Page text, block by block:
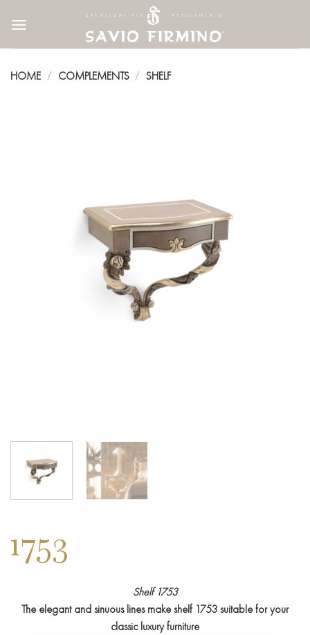
HOME / COMPLEMENTS / SHELF
1753
Shelf 1753
The elegant and sinuous lines make shelf 1753 suitable for your
classic luxury furniture